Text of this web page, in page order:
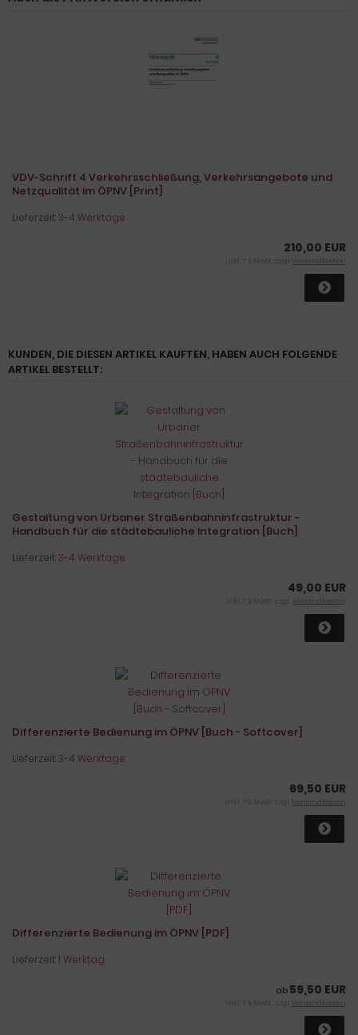
VDV-Schrift 4 Verkehrsschließung, Verkehrsangebote und
Netzqualität im ÖPNV [Print]
Lieferzeit:3-4 Werktage
210,00 EUR
inkl. 7 % MwSt. zzgl. Versandkosten
KUNDEN, DIE DIESEN ARTIKEL KAUFTEN, HABEN AUCH FOLGENDE
ARTIKEL BESTELLT:
Gestaltung von Urbaner Straßenbahninfrastruktur -
Handbuch für die städtebauliche Integration [Buch]
Lieferzeit:3-4 Werktage
49,00 EUR
inkl. 7 % MwSt. zzgl. Versandkosten
Differenzierte Bedienung im ÖPNV [Buch - Softcover]
Lieferzeit:3-4 Werktage
69,50 EUR
inkl. 7 % MwSt. zzgl. Versandkosten
Differenzierte Bedienung im ÖPNV [PDF]
Lieferzeit:1 Werktag
ab 59,50 EUR
inkl. 7 % MwSt. zzgl. Versandkosten